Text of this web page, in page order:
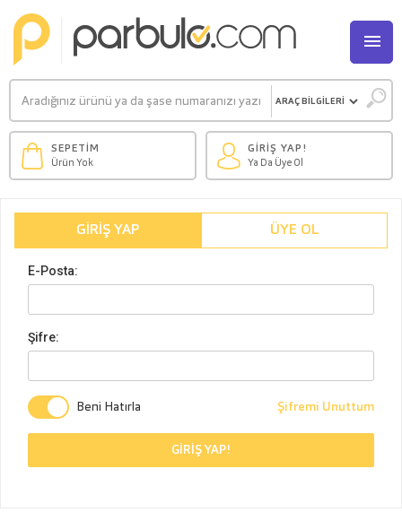
SEPETİM
Ürün Yok
GİRİŞ YAP!
Ya Da Üye Ol
GIRIŞ YAP ÜYE OL
E-Posta:
Şifre:
Beni Hatırla Şifremi Unuttum
GİRİŞ YAP!